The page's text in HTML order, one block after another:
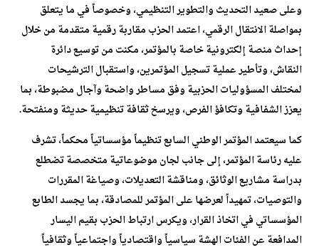
وعلى صعيد التحديث والتطوير التنظيمي، وخصوصاً في ما يتعلق
بمواصلة الانتقال الرقمي، اعتمد الحزب مقاربة رقمية متقدمة من خلال
إحداث منصة إلكترونية خاصة بالمؤتمر، مكنت من توسيع دائرة
النقاش، وتأطير عملية تسجيل المؤتمرين، واستقبال الترشيحات
لمختلف المسؤوليات الحزبية وفق مساطر واضحة وآجال مضبوطة، بما
يعزز الشفافية وتكافؤ الفرص، ويرسخ ثقافة تنظيمية حديثة ومنفتحة.
كما سيعتمد المؤتمر الوطني السابع تنظيماً مؤسساتياً محكماً، تشرف
عليه رئاسة المؤتمر، إلى جانب لجان موضوعاتية متخصصة تضطلع
بدراسة مشاريع الوثائق، ومناقشة التعديلات، وصياغة المقررات
والتوصيات، تمهيداً لعرضها على المؤتمر للمصادقة، بما يجسد الطابع
المؤسساتي في اتخاذ القرار، ويكرس ارتباط الحزب بقيم اليسار
المدافعة عن الفئات الهشة سياسياً واقتصادياً واجتماعياً وثقافياً